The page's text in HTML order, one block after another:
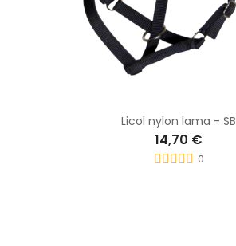
Licol nylon lama - SB
14,70 €
0